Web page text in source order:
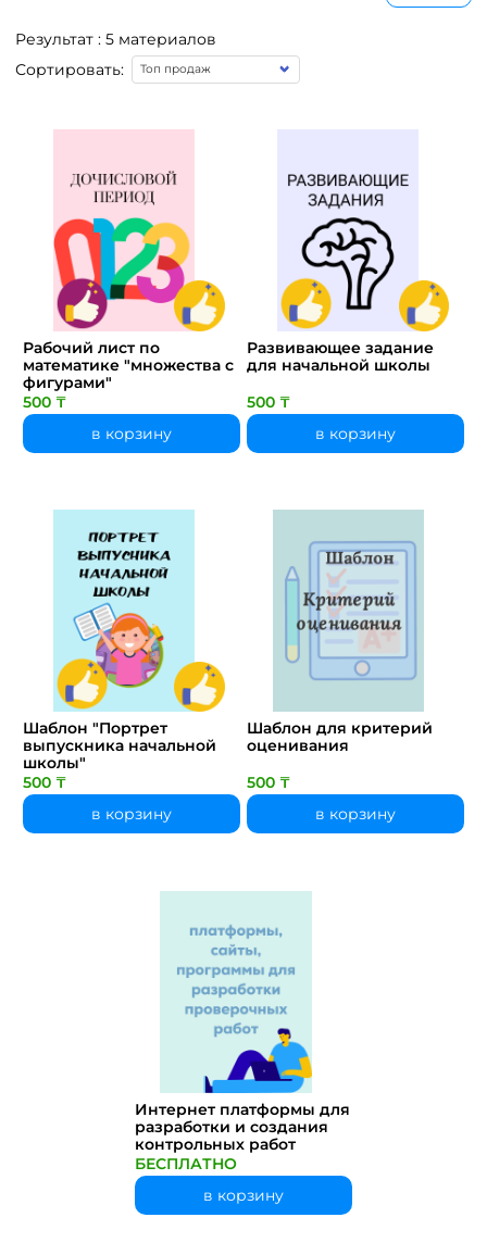
Результат : 5 материалов
Сортировать:
Рабочий лист по
математике "множества с
фигурами"
500 ₸
в корзину
Развивающее задание
для начальной школы
500 ₸
в корзину
Шаблон "Портрет
выпускника начальной
школы"
500 ₸
в корзину
Шаблон для критерий
оценивания
500 ₸
в корзину
Интернет платформы для
разработки и создания
контрольных работ
БЕСПЛАТНО
в корзину